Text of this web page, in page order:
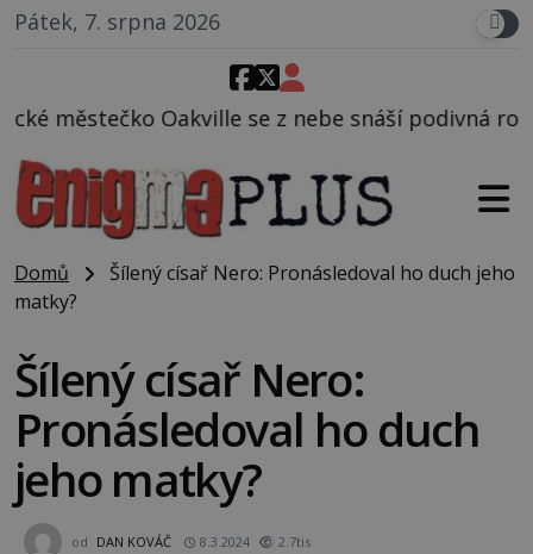
Pátek, 7. srpna 2026
se z nebe snáší podivná rosolovitá látka
Domů
Šílený císař Nero: Pronásledoval ho duch jeho
matky?
Šílený císař Nero:
Pronásledoval ho duch
jeho matky?
od DAN KOVÁČ 8.3.2024 2.7tis